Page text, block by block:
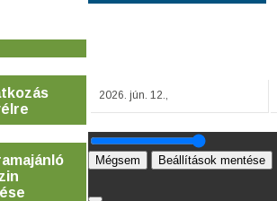
2026. jún. 12.,
Mégsem Beállítások mentése